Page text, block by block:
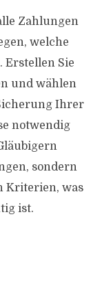
Zahlungen
welche
Erstellen Sie
und wählen
Ihrer
notwendig
sondern
Kriterien, was
ist.